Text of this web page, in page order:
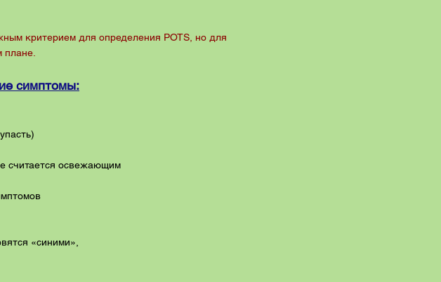
критерием для определения POTS, но для
симптомы:
считается освежающим
«синими»,